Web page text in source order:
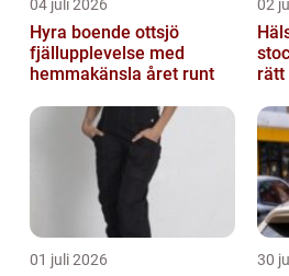
04 juli 2026
Hyra boende ottsjö
fjällupplevelse med
hemmakänsla året runt
02
rätt
01 juli 2026 30